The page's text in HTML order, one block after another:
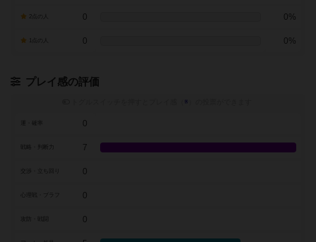
0 0%
0 0%
プレイ感の評価
※
0
戦略・判断力 7
0
0
0